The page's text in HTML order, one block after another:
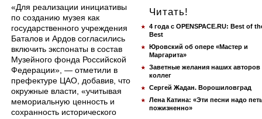
Читать!
4 года с OPENSPACE.RU: Best of
Best
Юровский об опере «Мастер и
Маргарита»
Заветные желания наших авторов
коллег
Сергей Жадан. Ворошиловград
Лена Катина: «Эти песни надо
пожизненно»
«Для реализации инициативы
по созданию музея как
государственного учреждения
Баталов и Ардов согласились
включить экспонаты в состав
Музейного фонда Российской
Федерации», — отметили в
префектуре ЦАО, добавив, что
окружные власти, «учитывая
мемориальную ценность и
сохранность исторического